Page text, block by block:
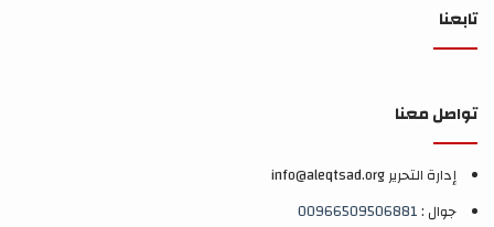
تابعنا
تواصل معنا
إدارة التحرير info@aleqtsad.org
جوال :00966509506881